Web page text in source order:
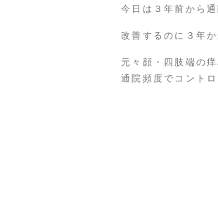
今日は３年前から
改善するのに３年
元々顔・四肢端の
通院頻度でコント